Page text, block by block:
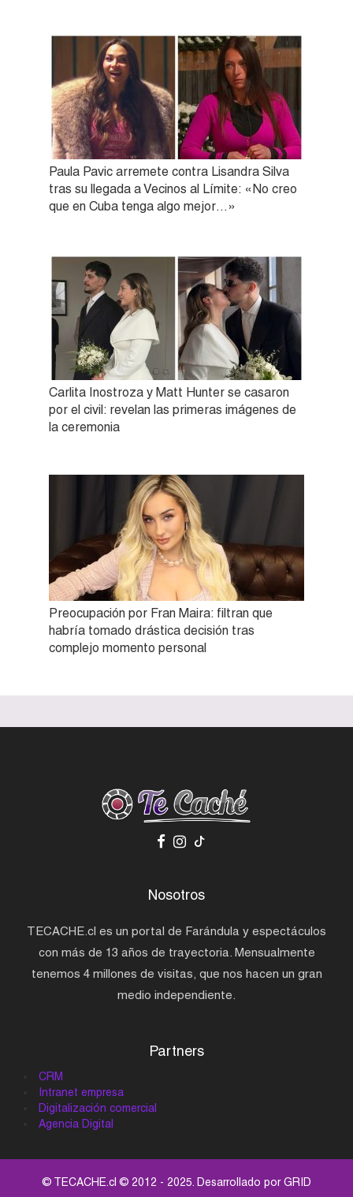
Paula Pavic arremete contra Lisandra Silva
tras su llegada a Vecinos al Límite: «No creo
que en Cuba tenga algo mejor…»
Carlita Inostroza y Matt Hunter se casaron
por el civil: revelan las primeras imágenes de
la ceremonia
Preocupación por Fran Maira: filtran que
habría tomado drástica decisión tras
complejo momento personal
Nosotros
TECACHE.cl es un portal de Farándula y espectáculos
con más de 13 años de trayectoria. Mensualmente
tenemos 4 millones de visitas, que nos hacen un gran
medio independiente.
Partners
CRM
Intranet empresa
Digitalización comercial
Agencia Digital
© TECACHE.cl © 2012 - 2025. Desarrollado porGRID